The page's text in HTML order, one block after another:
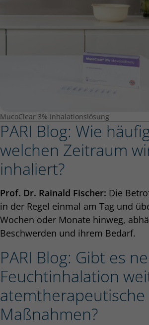
MucoClear 3% Inhalationslösung
PARI Blog: Wie
welchen Zeitraum
inhaliert?
Prof. Dr. Rainald Fischer: Die
in der Regel einmal am Tag und
Wochen oder Monate hinweg,
Beschwerden und ihrem Bedarf.
PARI Blog: Gibt es
Feuchtinhalation
atemtherapeutische
Maßnahmen?